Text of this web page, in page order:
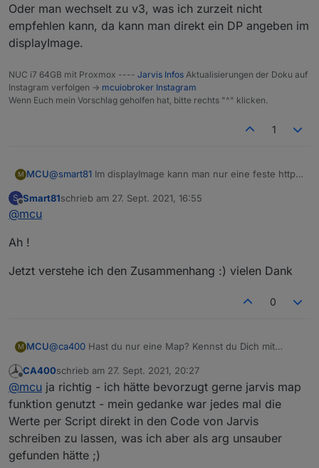
Oder man wechselt zu v3, was ich zurzeit nicht
empfehlen kann, da kann man direkt ein DP angeben im
displayImage.
NUC i7 64GB mit Proxmox ---- Jarvis Infos Aktualisierungen der Doku auf
Instagram verfolgen -> mcuiobroker Instagram
Wenn Euch mein Vorschlag geholfen hat, bitte rechts "^" klicken.
1
M MCU@smart81 Im displayImage kann man nur eine feste http-
geht mit es displayImage nicht. Also macht man sich eine
S Smart81schrieb am 27. Sept. 2021, 16:55
zuletzt editiert von
@mcu
Ah !
Jetzt verstehe ich den Zusammenhang :) vielen Dank
0
M MCU@ca400 Hast du nur eine Map? Kennst du Dich mit
Offline
CA400schrieb am 27. Sept. 2021, 20:27
zuletzt editiert von
@mcu ja richtig - ich hätte bevorzugt gerne jarvis map
funktion genutzt - mein gedanke war jedes mal die
Werte per Script direkt in den Code von Jarvis
schreiben zu lassen, was ich aber als arg unsauber
gefunden hätte ;)